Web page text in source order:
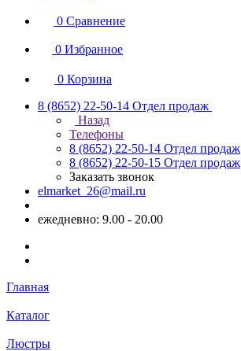
0 Сравнение
0 Избранное
0 Корзина
8 (8652) 22-50-14 Отдел продаж
Назад
Телефоны
8 (8652) 22-50-14 Отдел продаж
8 (8652) 22-50-15 Отдел продаж
Заказать звонок
elmarket_26@mail.ru
ежедневно: 9.00 - 20.00
Главная
Каталог
Люстры